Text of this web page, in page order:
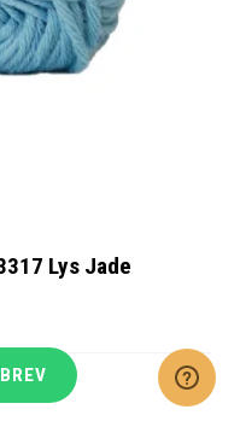
Lys Jade